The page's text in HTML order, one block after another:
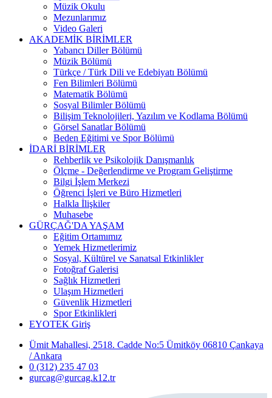
Müzik Okulu
Mezunlarımız
Video Galeri
AKADEMİK BİRİMLER
Yabancı Diller Bölümü
Müzik Bölümü
Türkçe / Türk Dili ve Edebiyatı Bölümü
Fen Bilimleri Bölümü
Matematik Bölümü
Sosyal Bilimler Bölümü
Bilişim Teknolojileri, Yazılım ve Kodlama Bölümü
Görsel Sanatlar Bölümü
Beden Eğitimi ve Spor Bölümü
İDARİ BİRİMLER
Rehberlik ve Psikolojik Danışmanlık
Ölçme - Değerlendirme ve Program Geliştirme
Bilgi İşlem Merkezi
Öğrenci İşleri ve Büro Hizmetleri
Halkla İlişkiler
Muhasebe
GÜRÇAĞ'DA YAŞAM
Eğitim Ortamımız
Yemek Hizmetlerimiz
Sosyal, Kültürel ve Sanatsal Etkinlikler
Fotoğraf Galerisi
Sağlık Hizmetleri
Ulaşım Hizmetleri
Güvenlik Hizmetleri
Spor Etkinlikleri
EYOTEK Giriş
Ümit Mahallesi, 2518. Cadde No:5 Ümitköy 06810 Çankaya
/ Ankara
0 (312) 235 47 03
gurcag@gurcag.k12.tr